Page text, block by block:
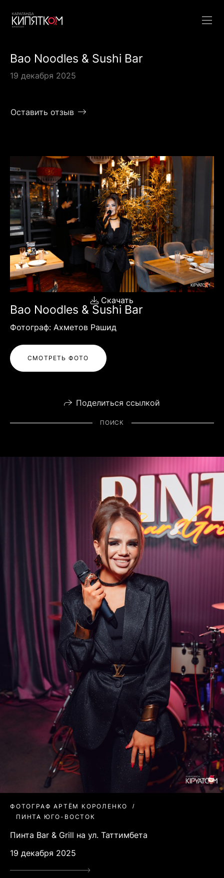
Bao Noodles & Sushi Bar
19 декабря 2025
Оставить отзыв
Скачать
Bao Noodles & Sushi Bar
Фотограф: Ахметов Рашид
СМОТРЕТЬ ФОТО
Поделиться ссылкой
ПОИСК
ФОТОГРАФ АРТЁМ КОРОЛЕНКО
ПИНТА ЮГО-ВОСТОК
Пинта Bar & Grill на ул. Таттимбета
19 декабря 2025